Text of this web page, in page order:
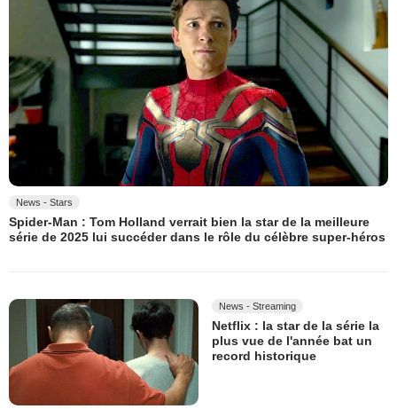
News - Stars
Spider-Man : Tom Holland verrait bien la star de la meilleure
série de 2025 lui succéder dans le rôle du célèbre super-héros
News - Streaming
Netflix : la star de la série la
plus vue de l'année bat un
record historique